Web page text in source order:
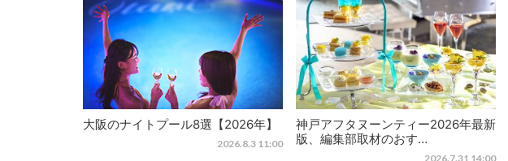
大阪のナイトプール8選【2026年】
2026.8.3 11:00
神戸アフタヌーンティー2026年最新
版、編集部取材のおす…
2026.7.31 14:00